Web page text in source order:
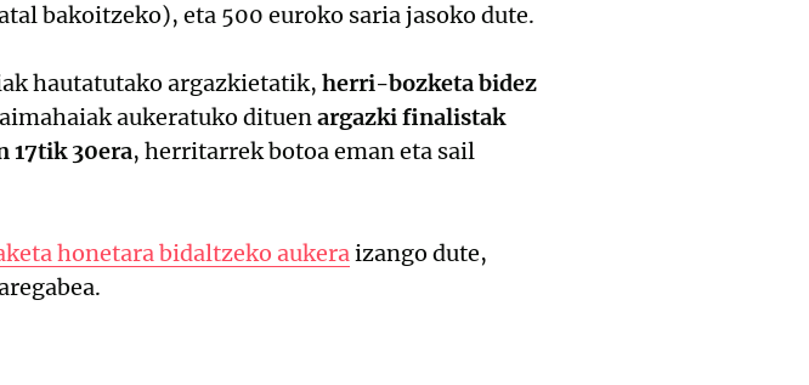
bakoitzeko), eta 500 euroko saria jasoko dute.
hautatutako argazkietatik, herri-bozketa bidez
aukeratuko dituenargazki finalistak
17tik 30era, herritarrek botoa eman eta sail
honetara bidaltzeko aukeraizango dute,